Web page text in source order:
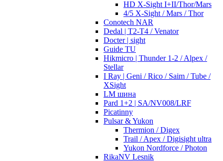
HD X-Sight I+II/Thor/Mars
4/5 X-Sight / Mars / Thor
Conotech NAR
Dedal | T2-T4 / Venator
Docter | sight
Guide TU
Hikmicro | Thunder 1-2 / Alpex /
Stellar
I Ray | Geni / Rico / Saim / Tube /
XSight
LM шина
Pard 1+2 | SA/NV008/LRF
Picatinny
Pulsar & Yukon
Thermion / Digex
Trail / Apex / Digisight ultra
Yukon Nordforce / Photon
RikaNV Lesnik